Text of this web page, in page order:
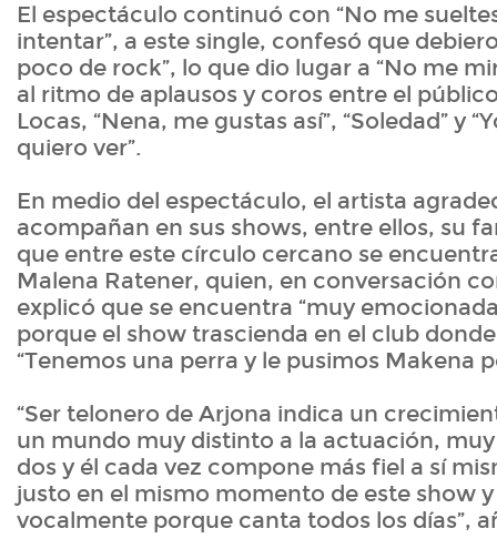
El espectáculo continuó con “No me
intentar”, a este single, confesó que
poco de rock”, lo que dio lugar a “No me
al ritmo de aplausos y coros entre el
Locas, “Nena, me gustas así”, “Soledad” y
quiero ver”.
En medio del espectáculo, el artista
acompañan en sus shows, entre ellos, su
que entre este círculo cercano se
Malena Ratener, quien, en conversación
explicó que se encuentra “muy
porque el show trascienda en el club
“Tenemos una perra y le pusimos Makena
“Ser telonero de Arjona indica un
un mundo muy distinto a la actuación,
dos y él cada vez compone más fiel a sí
justo en el mismo momento de este show
vocalmente porque canta todos los días”,